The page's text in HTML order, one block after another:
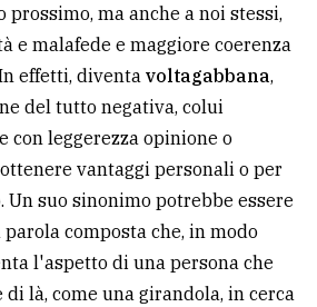
prossimo, ma anche a noi stessi,
e malafede e maggiore coerenza
effetti, diventa voltagabbana,
del tutto negativa, colui
con leggerezza opinione o
vantaggi personali o per
Un suo sinonimo potrebbe essere
composta che, in modo
l'aspetto di una persona che
là, come una girandola, in cerca